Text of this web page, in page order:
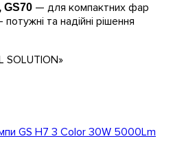
GS70 — для компактних фар
потужні та надійні рішення
SOLUTION»
GS H7 3 Color 30W 5000Lm